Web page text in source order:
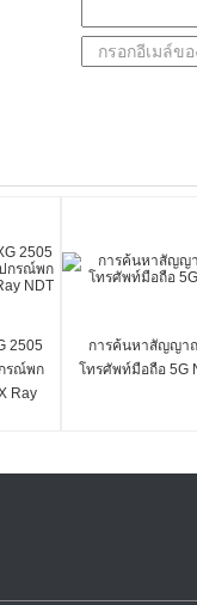
2505
รณ์พก
Ray
การค้นหาสัญญา
โทรศัพท์มือถือ 5G